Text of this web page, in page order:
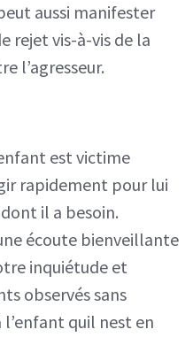
aussi manifester
rejet vis-à-vis de la
l’agresseur.
est victime
rapidement pour lui
il a besoin.
écoute bienveillante
inquiétude et
observés sans
l’enfant quil nest en